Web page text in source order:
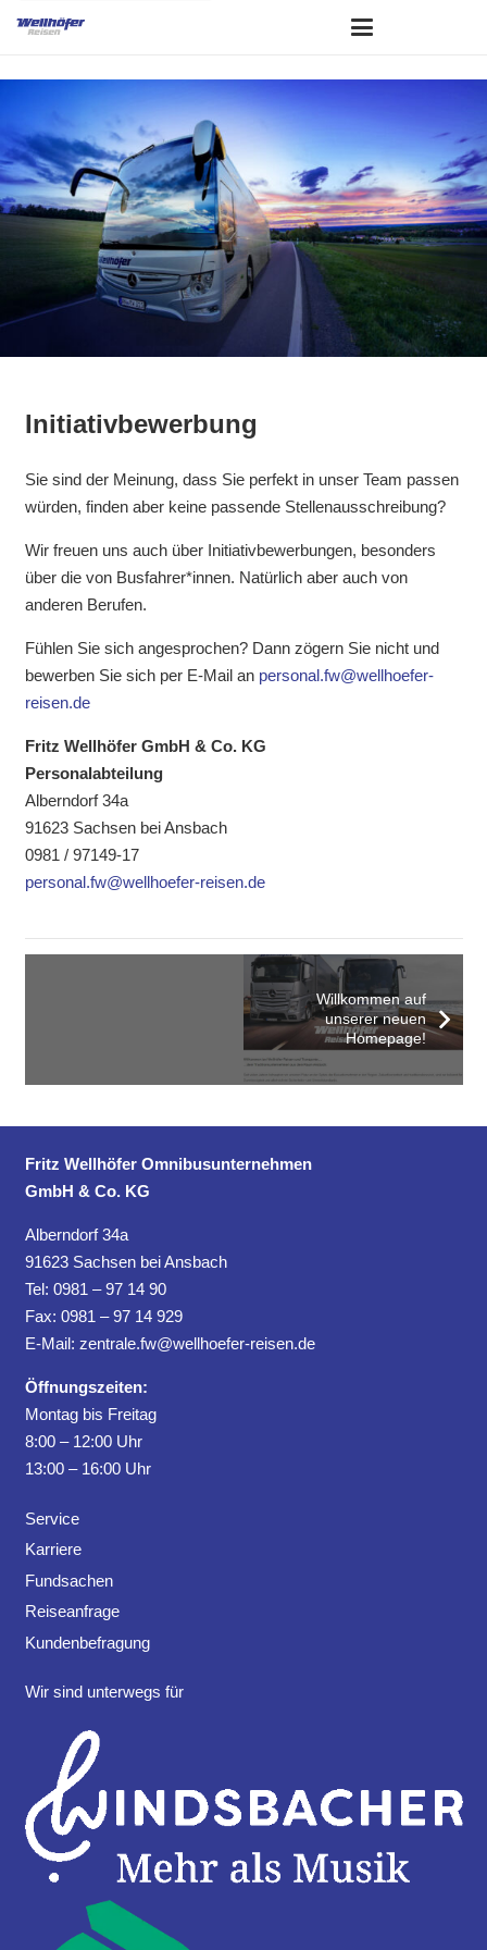
Initiativbewerbung
Sie sind der Meinung, dass Sie perfekt in unser Team passen
würden, finden aber keine passende Stellenausschreibung?
Wir freuen uns auch über Initiativbewerbungen, besonders
über die von Busfahrer*innen. Natürlich aber auch von
anderen Berufen.
Fühlen Sie sich angesprochen? Dann zögern Sie nicht und
bewerben Sie sich per E-Mail an personal.fw@wellhoefer-
reisen.de
Fritz Wellhöfer GmbH & Co. KG
Personalabteilung
Alberndorf 34a
91623 Sachsen bei Ansbach
0981 / 97149-17
personal.fw@wellhoefer-reisen.de
Willkommen auf
unserer neuen
Homepage!
Fritz Wellhöfer Omnibusunternehmen
GmbH & Co. KG
Alberndorf 34a
91623 Sachsen bei Ansbach
Tel: 0981 – 97 14 90
Fax: 0981 – 97 14 929
E-Mail: zentrale.fw@wellhoefer-reisen.de
Öffnungszeiten:
Montag bis Freitag
8:00 – 12:00 Uhr
13:00 – 16:00 Uhr
Service
Karriere
Fundsachen
Reiseanfrage
Kundenbefragung
Wir sind unterwegs für